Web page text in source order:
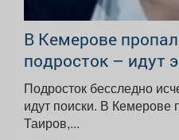
В Кемерове
подросток – идут
Подросток бесследно
идут поиски. В Кемерове пропал 13-летний Матвей
Таиров,...